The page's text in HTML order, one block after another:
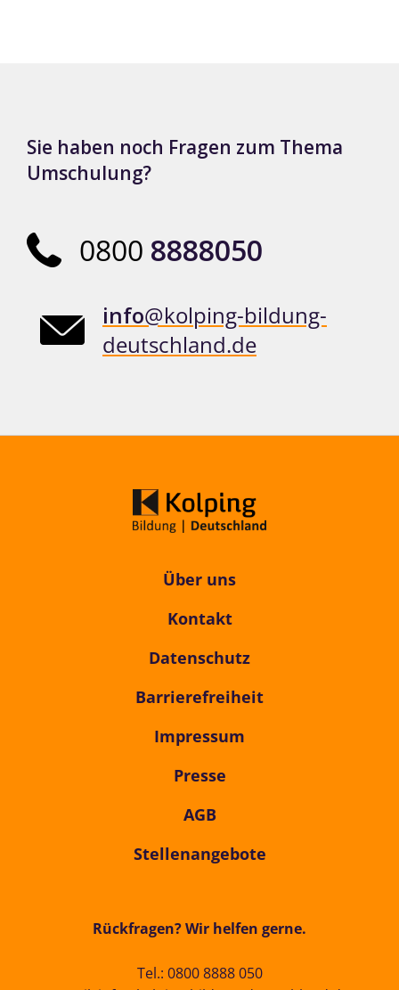
Sie haben noch Fragen zum Thema
Umschulung?
0800 8888050
info@kolping-bildung-
deutschland.de
Über uns
Kontakt
Datenschutz
Barrierefreiheit
Impressum
Presse
AGB
Stellenangebote
Rückfragen? Wir helfen gerne.
Tel.: 0800 8888 050